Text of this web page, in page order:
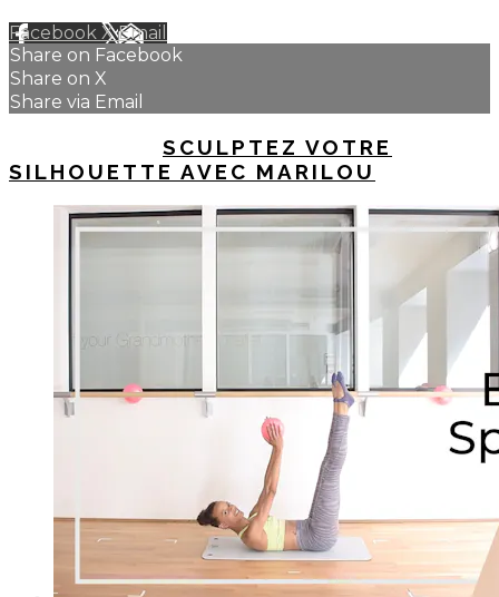
Facebook XEmail
Share on Facebook
Share on X
Share via Email
SCULPTEZ VOTRE
SILHOUETTE AVEC MARILOU